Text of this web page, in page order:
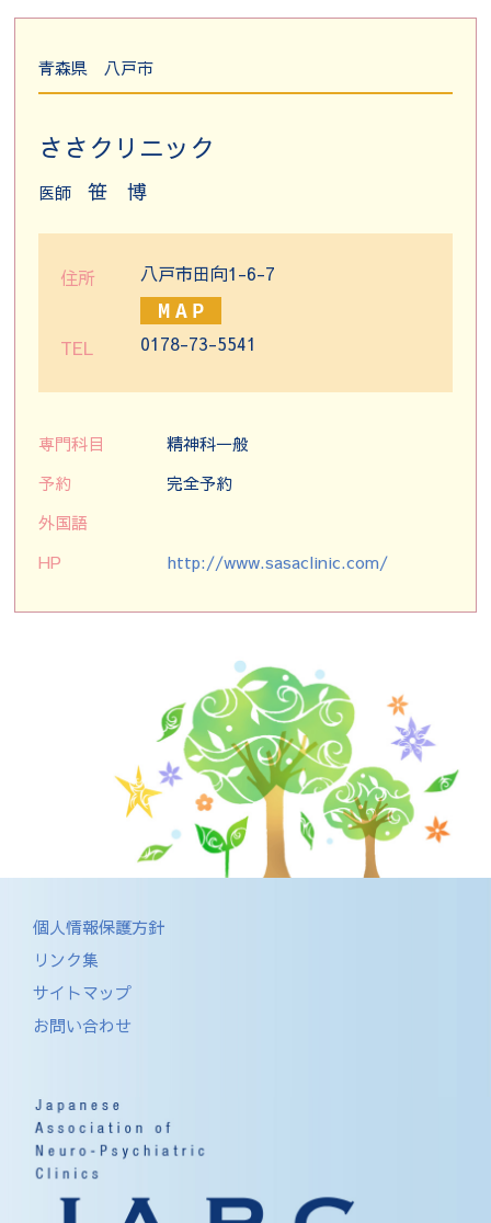
青森県 八戸市
ささクリニック
医師笹 博
住所 八戸市田向1-6-7
TEL 0178-73-5541
専門科目
精神科一般
予約
完全予約
外国語
HP
http://www.sasaclinic.com/
個人情報保護方針
リンク集
サイトマップ
お問い合わせ